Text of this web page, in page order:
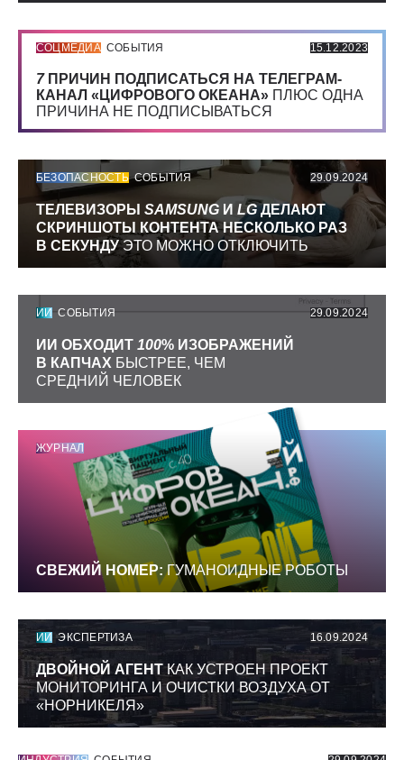
СОЦМЕДИА СОБЫТИЯ 15.12.2023
7 ПРИЧИН ПОДПИСАТЬСЯ НА ТЕЛЕГРАМ-
КАНАЛ «ЦИФРОВОГО ОКЕАНА» ПЛЮС ОДНА
ПРИЧИНА НЕ ПОДПИСЫВАТЬСЯ
БЕЗОПАСНОСТЬ СОБЫТИЯ 29.09.2024
ТЕЛЕВИЗОРЫ SAMSUNG И LGДЕЛАЮТ
СКРИНШОТЫ КОНТЕНТА НЕСКОЛЬКО РАЗ
В СЕКУНДУЭТО МОЖНО ОТКЛЮЧИТЬ
ИИ СОБЫТИЯ 29.09.2024
ИИ ОБХОДИТ 100% ИЗОБРАЖЕНИЙ
В КАПЧАХ БЫСТРЕЕ, ЧЕМ
СРЕДНИЙ ЧЕЛОВЕК
ЖУРНАЛ
СВЕЖИЙ НОМЕР: ГУМАНОИДНЫЕ РОБОТЫ
ИИ ЭКСПЕРТИЗА 16.09.2024
ДВОЙНОЙ АГЕНТКАК УСТРОЕН ПРОЕКТ
МОНИТОРИНГА И ОЧИСТКИ ВОЗДУХА ОТ
«НОРНИКЕЛЯ»